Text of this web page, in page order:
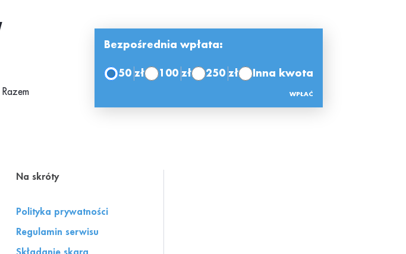
Bezpośrednia wpłata:
50 zł 100 zł 250 zł Inna kwota
Na skróty
Polityka prywatności
Regulamin serwisu